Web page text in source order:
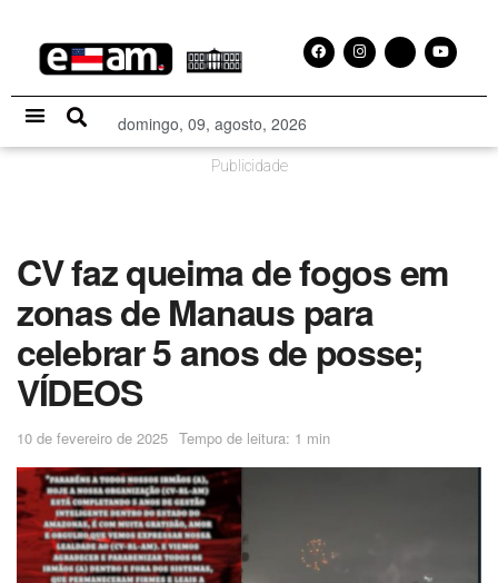
domingo, 09, agosto, 2026
Publicidade
CV faz queima de fogos em
zonas de Manaus para
celebrar 5 anos de posse;
VÍDEOS
10 de fevereiro de 2025 Tempo de leitura: 1 min